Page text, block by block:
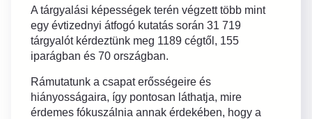
A tárgyalási képességek terén végzett több mint
egy évtizednyi átfogó kutatás során 31 719
tárgyalót kérdeztünk meg 1189 cégtől, 155
iparágban és 70 országban.
Rámutatunk a csapat erősségeire és
hiányosságaira, így pontosan láthatja, mire
érdemes fókuszálnia annak érdekében, hogy a